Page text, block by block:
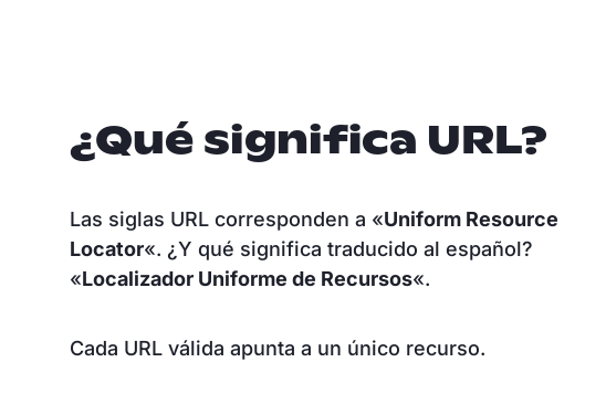
¿Qué significa URL?
Las siglas URL corresponden a «Uniform Resource
Locator«. ¿Y qué significa traducido al español?
«Localizador Uniforme de Recursos«.
Cada URL válida apunta a un único recurso.